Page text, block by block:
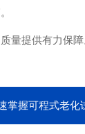
量提供有力保障
掌握可程式老化